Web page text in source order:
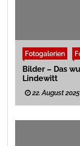
Fotogalerien
Bilder – Das
Lindewitt
22. August 2025